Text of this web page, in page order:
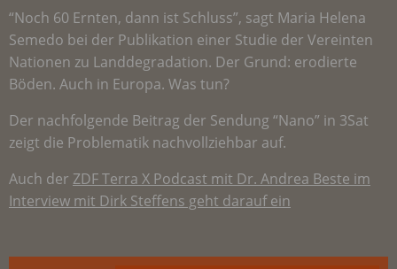
“Noch 60 Ernten, dann ist Schluss”, sagt Maria Helena
Semedo bei der Publikation einer Studie der Vereinten
Nationen zu Landdegradation. Der Grund: erodierte
Böden. Auch in Europa. Was tun?
Der nachfolgende Beitrag der Sendung “Nano” in 3Sat
zeigt die Problematik nachvollziehbar auf.
Auch der ZDFTerra X Podcast mit Dr. Andrea Beste im
Interview mit Dirk Steffens geht darauf ein